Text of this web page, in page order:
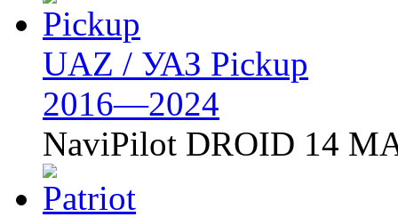
UAZ / УАЗ Pickup
2016—2024
NaviPilot DROID 14